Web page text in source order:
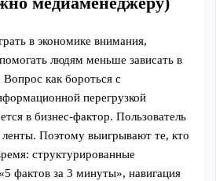
в экономике внимания,
людям меньше зависать в
Вопрос как бороться с
перегрузкой
в бизнес‑фактор. Пользователь
ленты. Поэтому выигрывают те, кто
структурированные
фактов за 3 минуты», навигация